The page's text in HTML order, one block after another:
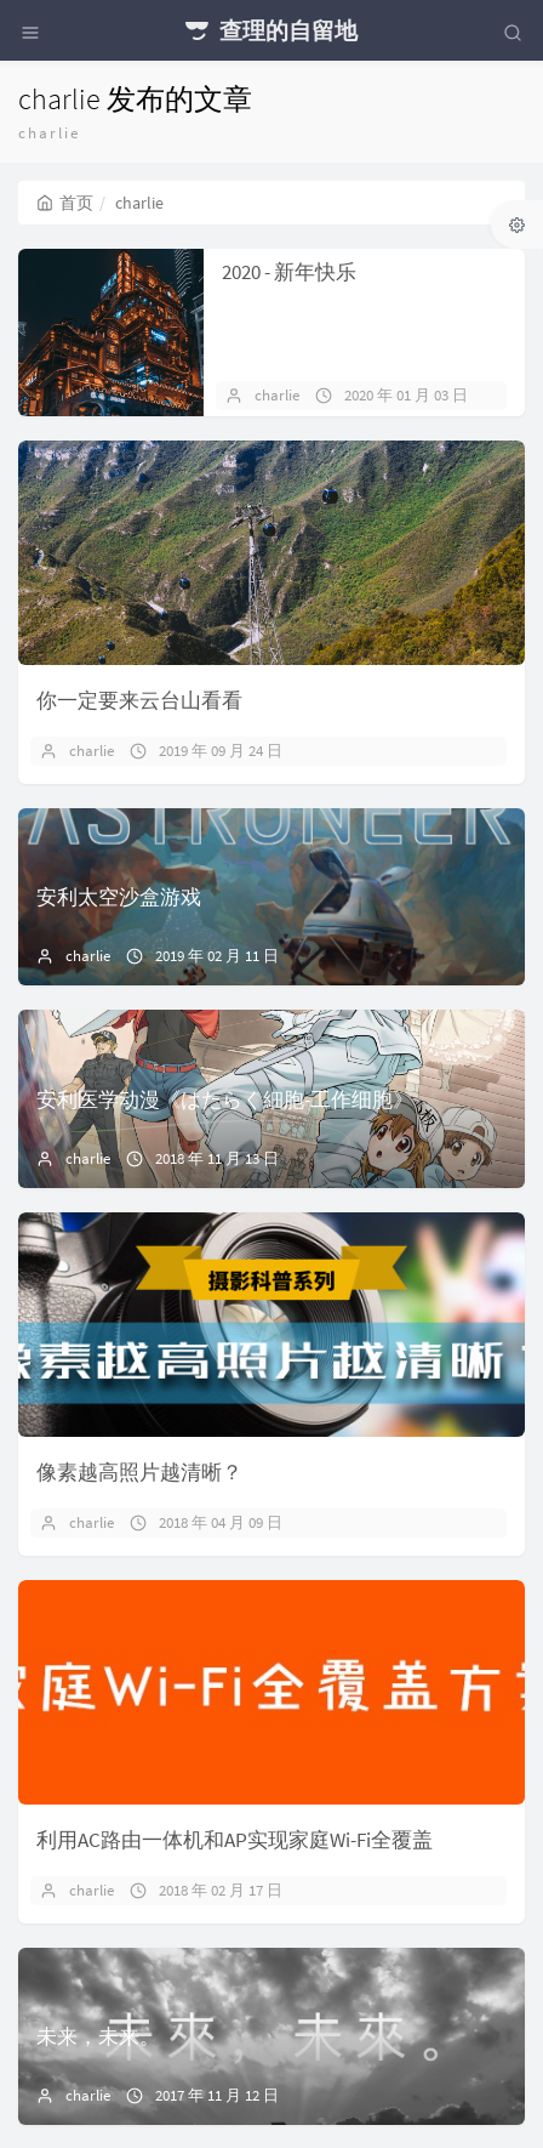
查理的自留地
charlie 发布的文章
charlie
首页 charlie
2020 - 新年快乐
charlie 2020 年 01 月 03 日
你一定要来云台山看看
charlie 2019 年 09 月 24 日
安利太空沙盒游戏
charlie 2019 年 02 月 11 日
安利医学动漫《はたらく細胞-工作细胞》
charlie 2018 年 11 月 13 日
像素越高照片越清晰？
charlie 2018 年 04 月 09 日
利用AC路由一体机和AP实现家庭Wi-Fi全覆盖
charlie 2018 年 02 月 17 日
未来，未来。
charlie 2017 年 11 月 12 日